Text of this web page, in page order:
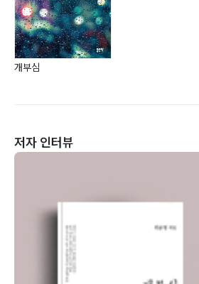
개부심
저자 인터뷰